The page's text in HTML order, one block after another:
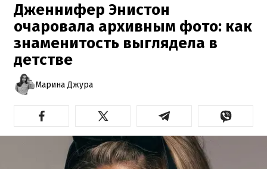
Дженнифер Энистон
очаровала архивным фото: как
знаменитость выглядела в
детстве
Марина Джура